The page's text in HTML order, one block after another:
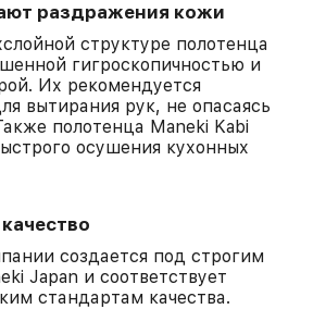
раздражения кожи
структуре полотенца
гигроскопичностью и
Их рекомендуется
вытирания рук, не опасаясь
полотенца Maneki Kabi
осушения кухонных
создается под строгим
Japan и соответствует
стандартам качества.